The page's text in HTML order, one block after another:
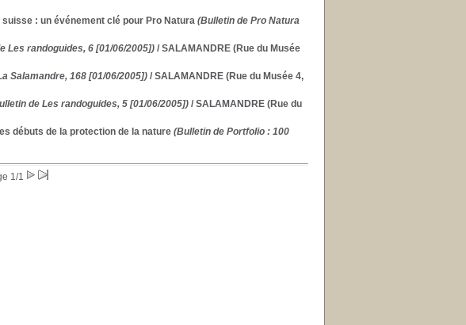
: un événement clé pour Pro Natura(Bulletin de Pro Natura
Les randoguides, 6 [01/06/2005])/ SALAMANDRE (Rue du Musée
Salamandre, 168 [01/06/2005])/ SALAMANDRE (Rue du Musée 4,
de Les randoguides, 5 [01/06/2005])/ SALAMANDRE (Rue du
débuts de la protection de la nature(Bulletin de Portfolio : 100
1/1